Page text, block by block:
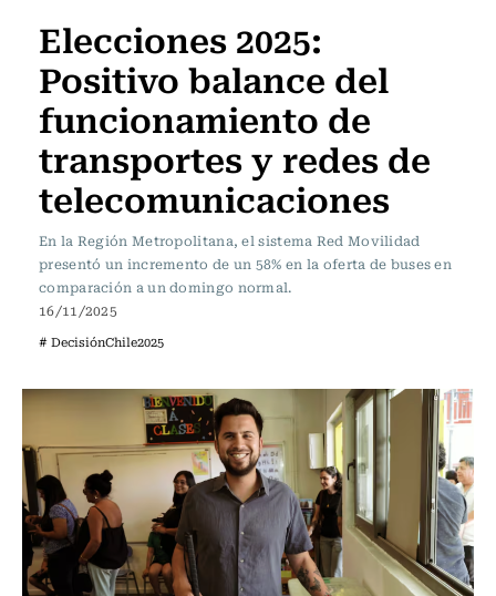
Elecciones 2025:
Positivo balance del
funcionamiento de
transportes y redes de
telecomunicaciones
En la Región Metropolitana, el sistema Red Movilidad
presentó un incremento de un 58% en la oferta de buses en
comparación a un domingo normal.
16/11/2025
# DecisiónChile2025